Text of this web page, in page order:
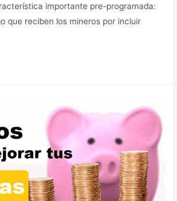
importante pre-programada:
que reciben los mineros por incluir